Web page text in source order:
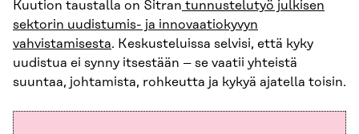
Kuution taustalla on Sitran tunnustelutyö julkisen
sektorin uudistumis- ja innovaatiokyvyn
vahvistamisesta. Keskusteluissa selvisi, että kyky
uudistua ei synny itsestään – se vaatii yhteistä
suuntaa, johtamista, rohkeutta ja kykyä ajatella toisin.